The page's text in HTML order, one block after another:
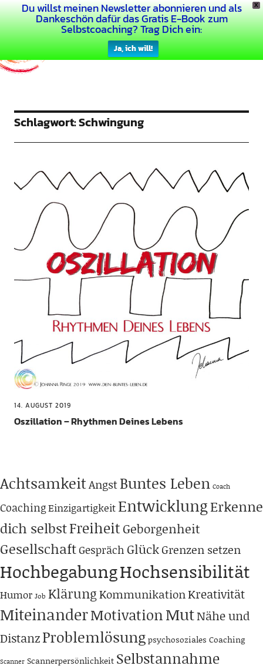
X
Du willst meinen Newsletter abonnieren und als
Dankeschön dafür das Gratis E-Book zum
Selbstcoaching? Trag Dich ein:
Ja, ich will!
Dein Buntes Leben
Schlagwort:Schwingung
14. AUGUST 2019
Oszillation – Rhythmen Deines Lebens
AchtsamkeitAngstBuntes Leben Coach
CoachingEinzigartigkeit EntwicklungErkenne
dich selbstFreiheit Geborgenheit
GesellschaftGespräch GlückGrenzen setzen
HochbegabungHochsensibilität
Humor Job KlärungKommunikationKreativität
MiteinanderMotivationMutNähe und
DistanzProblemlösungpsychosoziales Coaching
Scanner Scannerpersönlichkeit Selbstannahme